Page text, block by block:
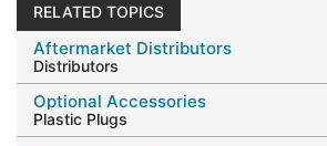
RELATED TOPICS
Aftermarket Distributors
Distributors
Optional Accessories
Plastic Plugs